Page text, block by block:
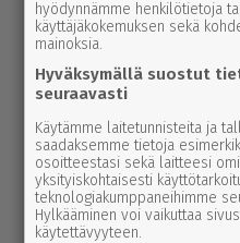
27.12.2025 14.00
Koiran tap­pa­neelle
naista
9 kuukautta
ehdol­li­sena
eläinsuojelurikos
8.11.2025 2.30
Koiran tap­pa­mi­nen
hyödynnämme henkilötietoja
käyttäjäkokemuksen sekä
mainoksia.
Hyväksymällä suostut
seuraavasti
Käytämme laitetunnisteita ja
saadaksemme tietoja
osoitteestasi sekä laitteesi
yksityiskohtaisesti
teknologiakumppaneihimme
Hylkääminen voi vaikuttaa
käytettävyyteen.